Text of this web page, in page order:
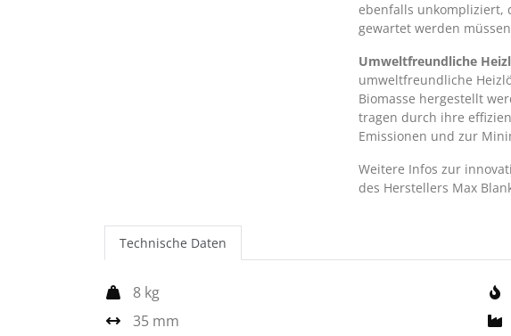
ebenfalls unkompliziert,
gewartet werden
Umweltfreundliche
umweltfreundliche
Biomasse hergestellt
tragen durch ihre
Emissionen und zur
Weitere Infos zur
des Herstellers Max
Technische Daten
8 kg
35 mm